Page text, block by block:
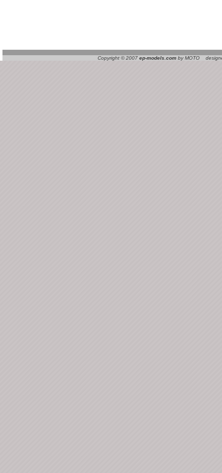
Copyright © 2007 ep-models.com by MOTO